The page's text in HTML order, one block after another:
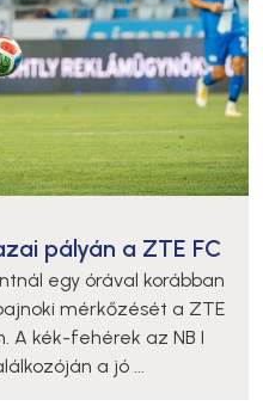
pályán a ZTE FC
egy órával korábban
mérkőzését a ZTE
A kék-fehérek az NB I
a jó ...